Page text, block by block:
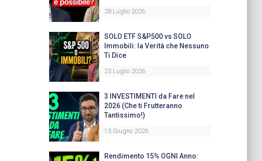
28 Luglio 2026
SOLO ETF S&P500 vs SOLO
Immobili: la Verità che Nessuno
Ti Dice
23 Luglio 2026
3 INVESTIMENTI da Fare nel
2026 (Che ti Frutteranno
Tantissimo!)
15 Giugno 2026
Rendimento 15% OGNI Anno: